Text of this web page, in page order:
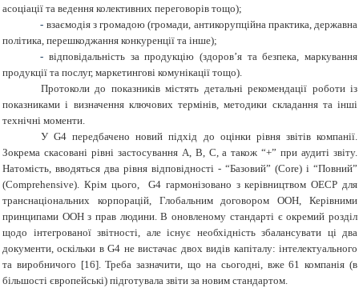
асоціації та ведення колективних переговорів тощо);
- взаємодія з громадою (громади, антикорупційна практика, державна
політика, перешкоджання конкуренції та інше);
- відповідальність за продукцію (здоров’я та безпека, маркування
продукції та послуг, маркетингові комунікації тощо).
Протоколи до показників містять детальні рекомендації роботи із
показниками і визначення ключових термінів, методики складання та інші
технічні моменти.
УG4передбачено новий підхід до оцінки рівня звітів компанії.
Зокрема скасовані рівні застосування А, В, С, а також “+” при аудиті звіту.
Натомість, вводяться два рівня відповідності - “Базовий” (Core) і “Повний”
(Comprehensive). Крім цього,G4 гармонізовано з керівництвом ОЕСР для
транснаціональних корпорацій, Глобальним договором ООН, Керівними
принципами ООН з прав людини. В оновленому стандарті є окремий розділ
щодо інтегрованої звітності, але існує необхідність збалансувати ці два
документи, оскільки вG4 не вистачає двох видів капіталу: інтелектуального
та виробничого [16]. Треба зазначити, що на сьогодні, вже 61 компанія (в
більшості європейські) підготувала звіти за новим стандартом.